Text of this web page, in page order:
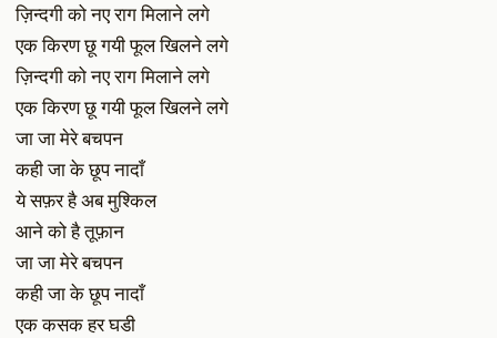
ज़िन्दगी को नए राग मिलाने लगे
एक किरण छू गयी फूल खिलने लगे
ज़िन्दगी को नए राग मिलाने लगे
एक किरण छू गयी फूल खिलने लगे
जा जा मेरे बचपन
कही जा के छूप नादाँ
ये सफ़र है अब मुश्किल
आने को है तूफ़ान
जा जा मेरे बचपन
कही जा के छूप नादाँ
एक कसक हर घडी